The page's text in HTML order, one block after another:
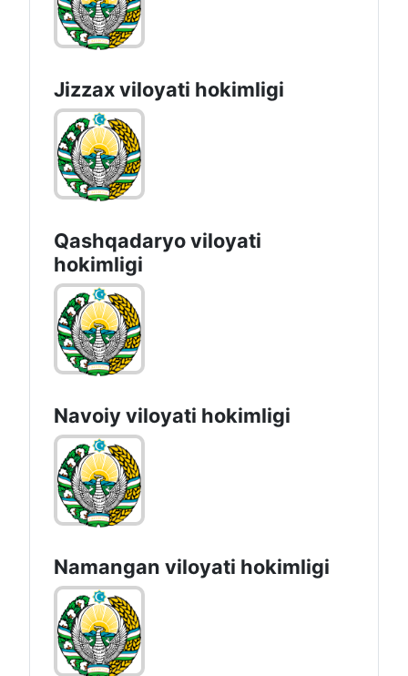
Jizzах vilоyati hоkimligi
Qashqadaryo viloyati
hоkimligi
Navoiy vilоyati hоkimligi
Namangan vilоyati hоkimligi